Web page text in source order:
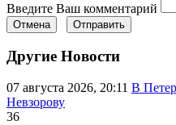
Введите Ваш комментарий
Отмена Отправить
Другие Новости
07 августа 2026, 20:11 В
Невзорову
36